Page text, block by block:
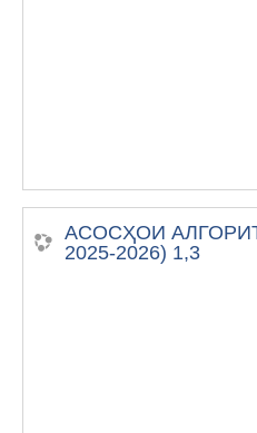
АСОСҲОИ
2025-2026) 1,3